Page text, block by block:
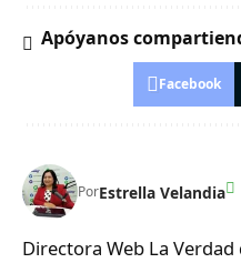
Apóyanos
Facebook
PorEstrella Velandia
Directora Web La